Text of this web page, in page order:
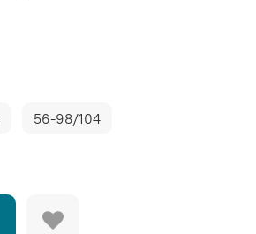
56-98/104